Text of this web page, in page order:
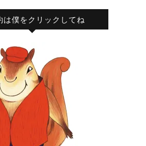
は僕をクリックしてね